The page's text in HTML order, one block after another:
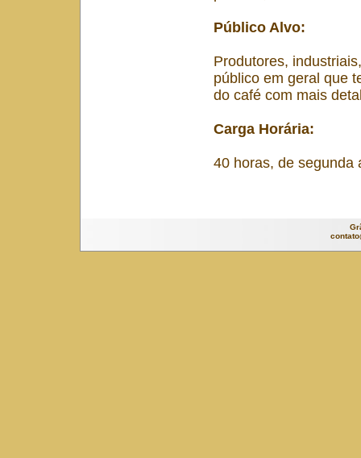
Público Alvo:
Produtores,
público em geral que
do café com mais
Carga Horária:
40 horas, de segunda